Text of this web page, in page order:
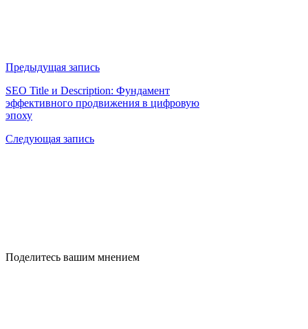
Предыдущая запись
SEO Title и Description: Фундамент
эффективного продвижения в цифровую
эпоху
Следующая запись
Поделитесь вашим мнением